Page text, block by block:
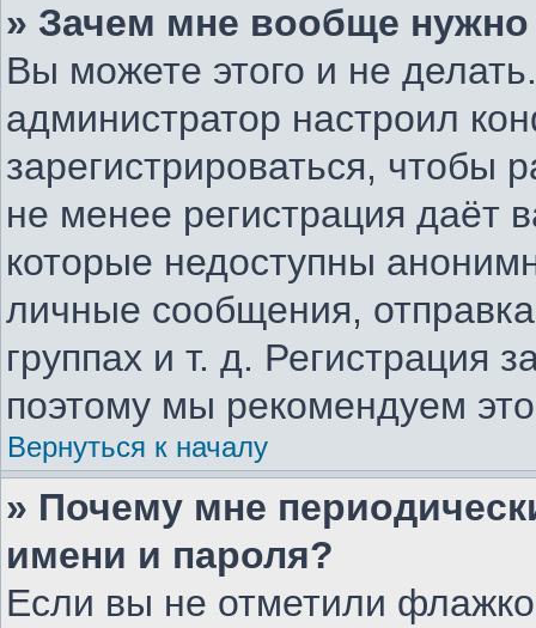
» Зачем мне вообще нужно
Вы можете этого и не
администратор настроил
зарегистрироваться, чтобы
не менее регистрация даёт
которые недоступны
личные сообщения,
группах и т. д. Регистрация
поэтому мы рекомендуем
Вернуться к началу
» Почему мне
имени и пароля?
Если вы не отметили